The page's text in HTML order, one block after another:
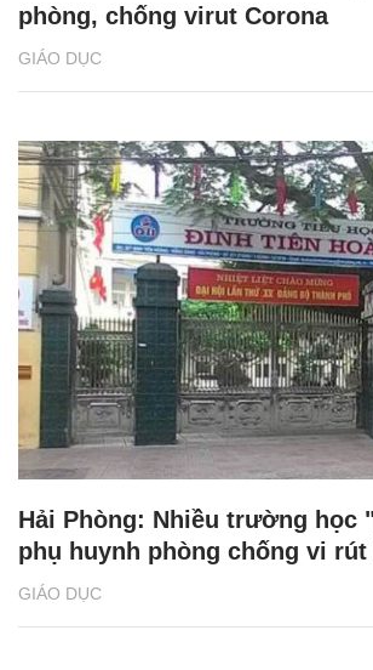
GIÁO DỤC
phòng, chống virut Corona
GIÁO DỤC
Hải Phòng: Nhiều trường học
phụ huynh phòng chống vi rút